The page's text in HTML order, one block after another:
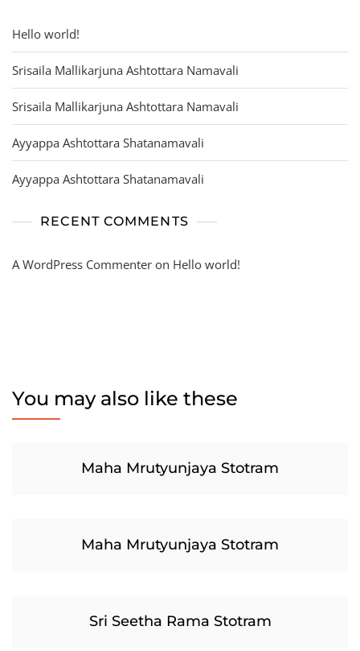
Hello world!
Srisaila Mallikarjuna Ashtottara Namavali
Srisaila Mallikarjuna Ashtottara Namavali
Ayyappa Ashtottara Shatanamavali
Ayyappa Ashtottara Shatanamavali
RECENT COMMENTS
A WordPress Commenter on Hello world!
You may also like these
Maha Mrutyunjaya Stotram
Maha Mrutyunjaya Stotram
Sri Seetha Rama Stotram